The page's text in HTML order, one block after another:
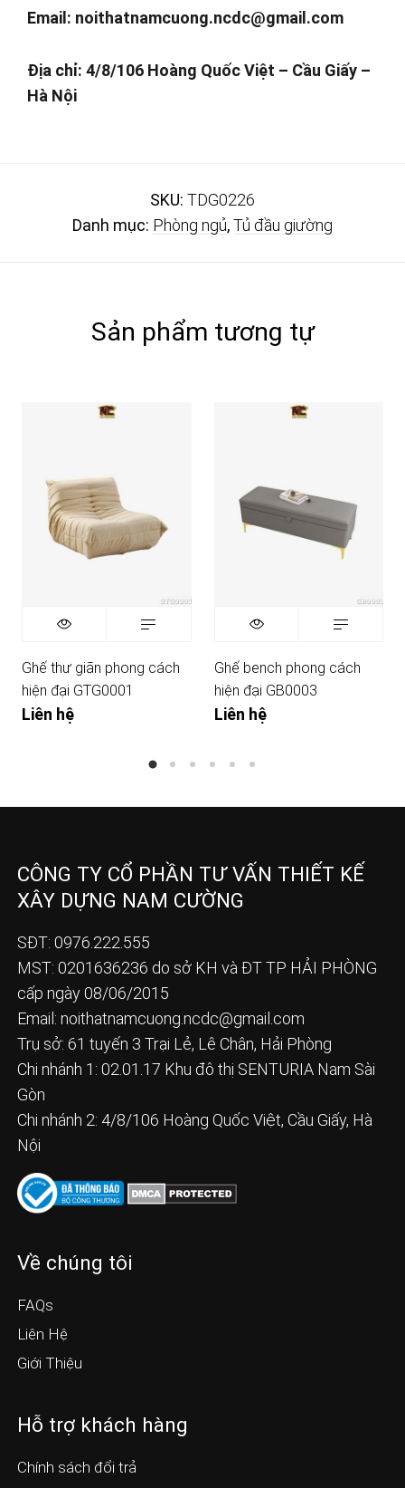
Email: noithatnamcuong.ncdc@gmail.com
Địa chỉ: 4/8/106 Hoàng Quốc Việt – Cầu Giấy –
Hà Nội
SKU: TDG0226
Danh mục: Phòng ngủ,Tủ đầu giường
Sản phẩm tương tự
Ghế thư giãn phong cách
hiện đại GTG0001
Liên hệ
Ghế bench phong cách
hiện đại GB0003
Liên hệ
CÔNG TY CỔ PHẦN TƯ VẤN THIẾT KẾ
XÂY DỰNG NAM CƯỜNG
SĐT: 0976.222.555
MST: 0201636236 do sở KH và ĐT TP HẢI PHÒNG
cấp ngày 08/06/2015
Email: noithatnamcuong.ncdc@gmail.com
Trụ sở: 61 tuyến 3 Trại Lẻ, Lê Chân, Hải Phòng
Chi nhánh 1: 02.01.17 Khu đô thị SENTURIA Nam Sài
Gòn
Chi nhánh 2: 4/8/106 Hoàng Quốc Việt, Cầu Giấy, Hà
Nội
Về chúng tôi
FAQs
Liên Hệ
Giới Thiệu
Hỗ trợ khách hàng
Chính sách đổi trả